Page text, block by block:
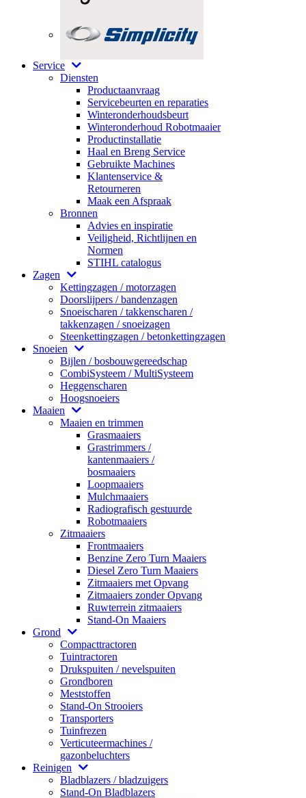
Service
Diensten
Productaanvraag
Servicebeurten en reparaties
Winteronderhoudsbeurt
Winteronderhoud Robotmaaier
Productinstallatie
Haal en Breng Service
Gebruikte Machines
Klantenservice &
Retourneren
Maak een Afspraak
Bronnen
Advies en inspiratie
Veiligheid, Richtlijnen en
Normen
STIHL catalogus
Zagen
Kettingzagen / motorzagen
Doorslijpers / bandenzagen
Snoeischaren / takkenscharen /
takkenzagen / snoeizagen
Steenkettingzagen / betonkettingzagen
Snoeien
Bijlen / bosbouwgereedschap
CombiSysteem / MultiSysteem
Heggenscharen
Hoogsnoeiers
Maaien
Maaien en trimmen
Grasmaaiers
Grastrimmers /
kantenmaaiers /
bosmaaiers
Loopmaaiers
Mulchmaaiers
Radiografisch gestuurde
Robotmaaiers
Zitmaaiers
Frontmaaiers
Benzine Zero Turn Maaiers
Diesel Zero Turn Maaiers
Zitmaaiers met Opvang
Zitmaaiers zonder Opvang
Ruwterrein zitmaaiers
Stand-On Maaiers
Grond
Compacttractoren
Tuintractoren
Drukspuiten / nevelspuiten
Grondboren
Meststoffen
Stand-On Strooiers
Transporters
Tuinfrezen
Verticuteermachines /
gazonbeluchters
Reinigen
Bladblazers / bladzuigers
Stand-On Bladblazers